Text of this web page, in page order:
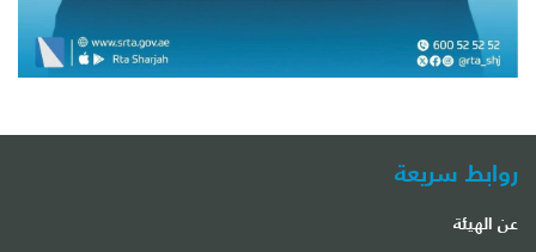
روابط سريعة
عن الهيئة